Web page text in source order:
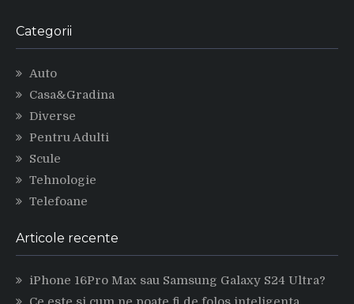
Categorii
Auto
Casa&Gradina
Diverse
Pentru Adulti
Scule
Tehnologie
Telefoane
Articole recente
iPhone 16Pro Max sau Samsung Galaxy S24 Ultra?